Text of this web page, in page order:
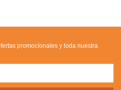
promocíonales y toda nuestra